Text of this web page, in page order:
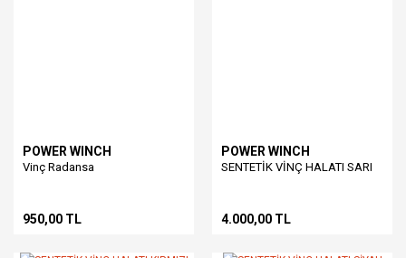
POWER WINCH
Vinç Radansa
950,00 TL
POWER WINCH
SENTETİK VİNÇ HALATI SARI
4.000,00 TL